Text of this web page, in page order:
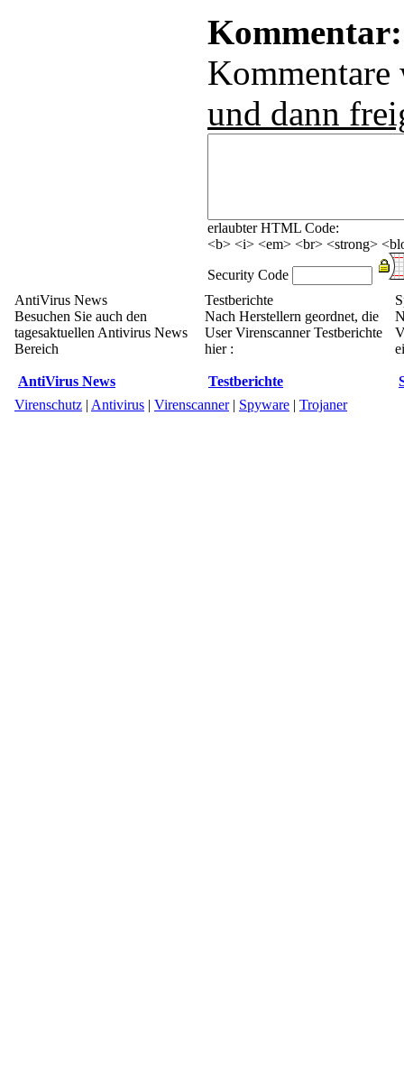
Kommentar:
und dann
erlaubter HTML Code:
<b> <i> <em> <br> <strong>
Security Code
AntiVirus News
Besuchen Sie auch den
tagesaktuellen Antivirus News
Bereich
AntiVirus News
Testberichte
Nach Herstellern geordnet, die
User Virenscanner Testberichte
hier :
Testberichte
Virenschutz | Antivirus | Virenscanner| Spyware | Trojaner